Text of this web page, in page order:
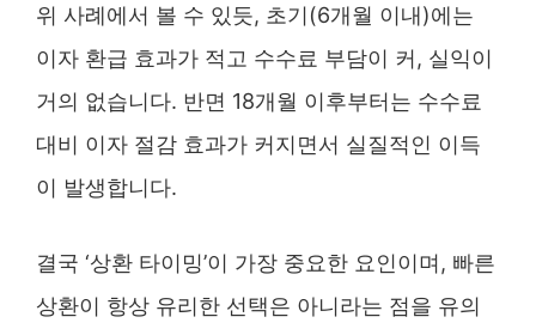
위 사례에서 볼 수 있듯, 초기(6개월 이내)에는
이자 환급 효과가 적고 수수료 부담이 커, 실익이
거의 없습니다. 반면 18개월 이후부터는 수수료
대비 이자 절감 효과가 커지면서 실질적인 이득
이 발생합니다.
결국 ‘상환 타이밍’이 가장 중요한 요인이며, 빠른
상환이 항상 유리한 선택은 아니라는 점을 유의